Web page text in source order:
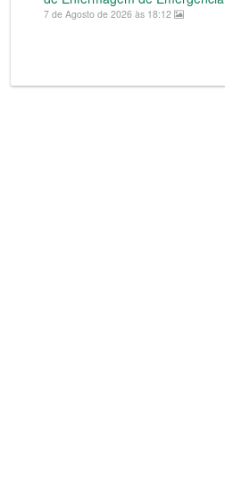
7 de Agosto de 2026 às 18:12